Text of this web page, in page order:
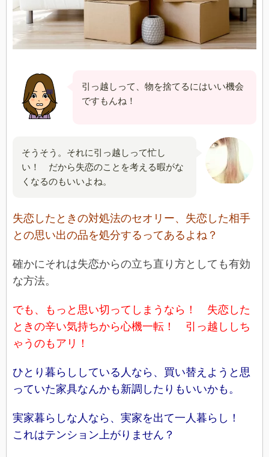
引っ越しって、物を捨てるにはいい機会
ですもんね！
そうそう。それに引っ越しって忙し
い！ だから失恋のことを考える暇がな
くなるのもいいよね。
失恋したときの対処法のセオリー、失恋した相手
との思い出の品を処分するってあるよね？
確かにそれは失恋からの立ち直り方としても有効
な方法。
でも、もっと思い切ってしまうなら！ 失恋した
ときの辛い気持ちから心機一転！ 引っ越ししち
ゃうのもアリ！
ひとり暮らししている人なら、買い替えようと思
っていた家具なんかも新調したりもいいかも。
実家暮らしな人なら、実家を出て一人暮らし！
これはテンション上がりません？